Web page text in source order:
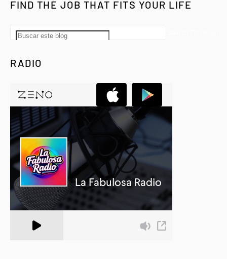
FIND THE JOB THAT FITS YOUR LIFE
RADIO